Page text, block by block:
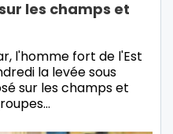
les champs et
l'homme fort de l'Est
la levée sous
sur les champs et